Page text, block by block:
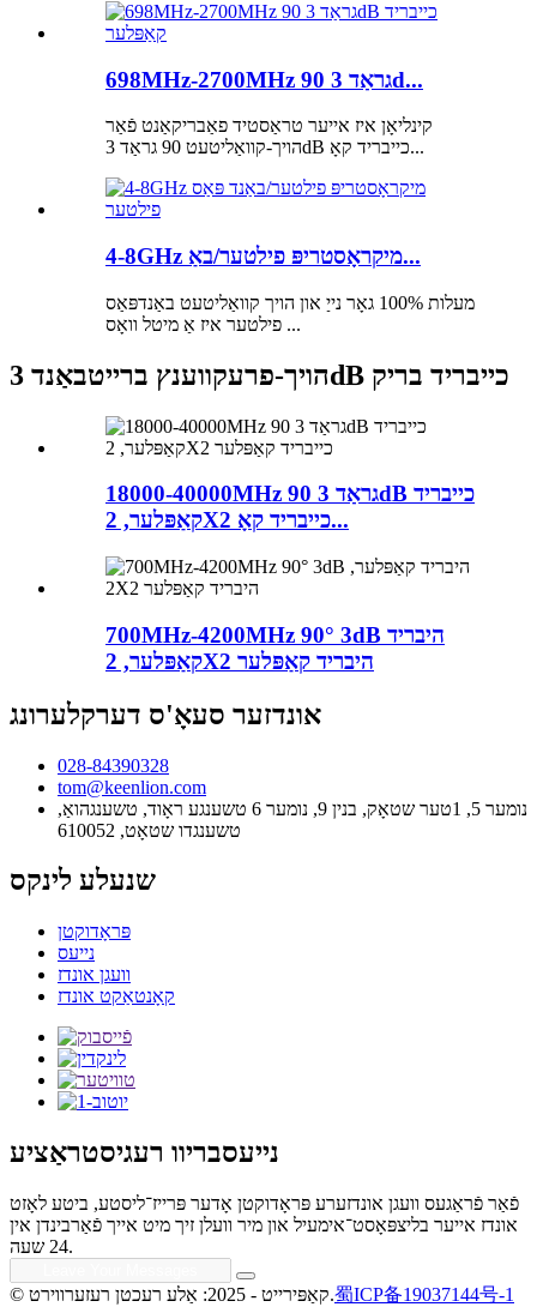
698MHz-2700MHz 90 גראַד 3d...
קינליאָן איז אייער טראַסטיד פאַבריקאַנט פֿאַר
הויך-קוואַליטעט 90 גראַד 3dB כייבריד קאָ...
4-8GHz מיקראָסטריפּ פילטער/באַ...
מעלות 100% גאָר נייַ און הויך קוואַליטעט באַנדפּאַס
פילטער איז אַ מיטל וואָס ...
הויך-פרעקווענץ ברייטבאַנד 3dB כייבריד בריק
18000-40000MHz 90 גראַד 3dB כייבריד
קאַפּלער, 2X2 כייבריד קאָ...
700MHz-4200MHz 90° 3dB היבריד
קאַפּלער, 2X2 היבריד קאַפּלער
אונדזער סעאָ'ס דערקלערונג
028-84390328
tom@keenlion.com
נומער 5, 1טער שטאָק, בנין 9, נומער 6 טשענגע ראָוד, טשענגהואַ,
טשענגדו שטאָט, 610052
שנעלע לינקס
פּראָדוקטן
נייעס
וועגן אונדז
קאָנטאַקט אונדז
נייעסבריוו רעגיסטראַציע
פֿאַר פֿראַגעס וועגן אונדזערע פּראָדוקטן אָדער פּרייז־ליסטע, ביטע לאָזט
אונדז אייער בליצפּאָסט־אימעיל און מיר וועלן זיך מיט אייך פֿאַרבינדן אין
24 שעה.
© קאַפּירייט - 2025: אַלע רעכטן רעזערווירט.蜀ICP备19037144号-1